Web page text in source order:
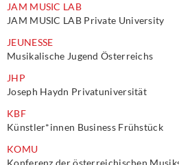
JAM MUSIC LAB
JAM MUSIC LAB Private University
JEUNESSE
Musikalische Jugend Österreichs
JHP
Joseph Haydn Privatuniversität
KBF
Künstler*innen Business Frühstück
KOMU
Konferenz der österreichischen